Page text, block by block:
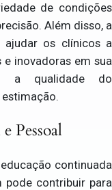
de condições
Além disso, a
ajudar os clínicos a
inovadoras em sua
a qualidade do
Pessoal
continuada
pode contribuir para